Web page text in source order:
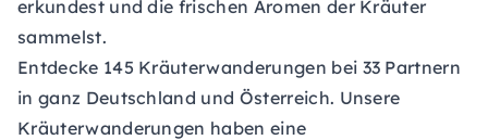
erkundest und die frischen Aromen der Kräuter
sammelst.
Entdecke 145 Kräuterwanderungen bei 33 Partnern
in ganz Deutschland und Österreich. Unsere
Kräuterwanderungen haben eine